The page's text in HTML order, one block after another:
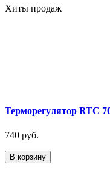
Хиты продаж
Терморегулятор RTC
740 руб.
В корзину